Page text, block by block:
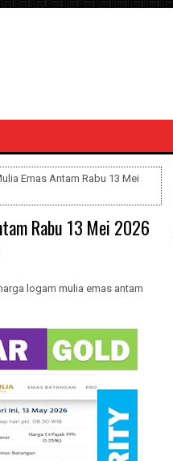
Emas Antam Rabu 13 Mei
Rabu 13 Mei 2026
logam mulia emas antam